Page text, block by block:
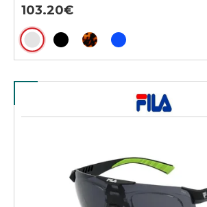
103.20